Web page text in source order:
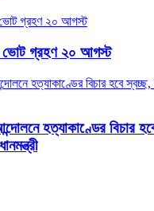
ভোট গ্রহণ ২০ আগস্ট
হত্যাকাণ্ডের বিচার